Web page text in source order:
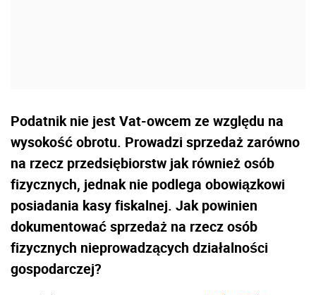
Podatnik nie jest Vat-owcem ze względu na
wysokość obrotu. Prowadzi sprzedaż zarówno
na rzecz przedsiębiorstw jak również osób
fizycznych, jednak nie podlega obowiązkowi
posiadania kasy fiskalnej. Jak powinien
dokumentować sprzedaż na rzecz osób
fizycznych nieprowadzących działalności
gospodarczej?